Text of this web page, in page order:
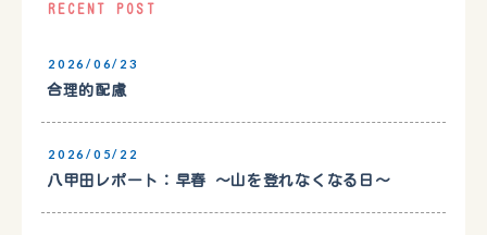
RECENT POST
2026/06/23
合理的配慮
2026/05/22
八甲田レポート：早春 〜山を登れなくなる日〜